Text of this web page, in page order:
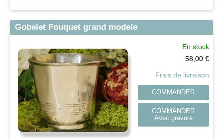
Gobelet Fouquet grand modele
En stock
58,00 €
Frais de livraison
COMMANDER
COMMANDER
Avec gravure